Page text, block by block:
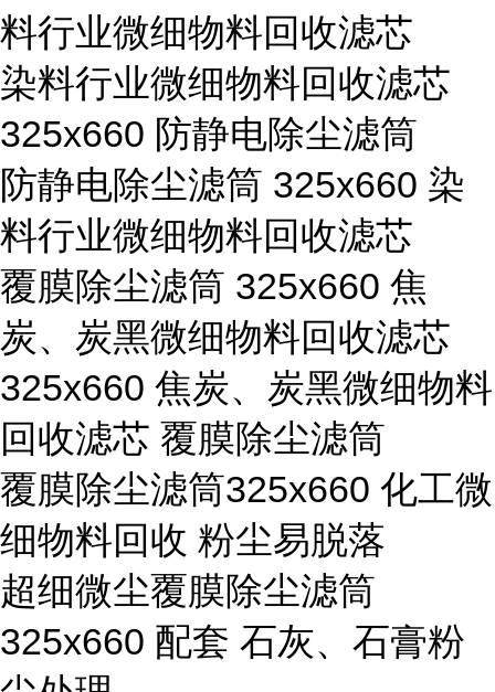
料行业微细物料回收滤芯
染料行业微细物料回收滤芯
325x660 防静电除尘滤筒
防静电除尘滤筒 325x660 染
料行业微细物料回收滤芯
覆膜除尘滤筒 325x660 焦
炭、炭黑微细物料回收滤芯
325x660 焦炭、炭黑微细物料
回收滤芯 覆膜除尘滤筒
覆膜除尘滤筒325x660 化工微
细物料回收 粉尘易脱落
超细微尘覆膜除尘滤筒
325x660 配套 石灰、石膏粉